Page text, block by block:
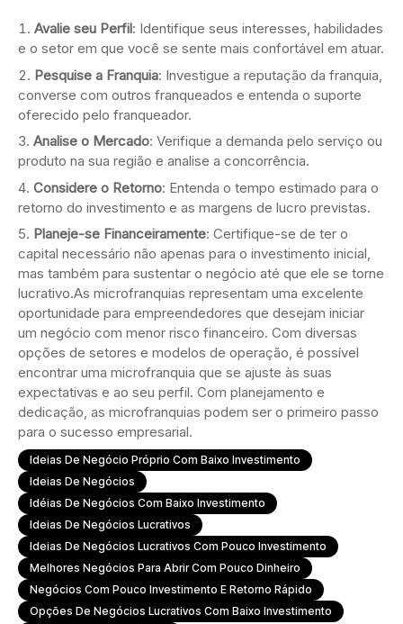
Avalie seu Perfil: Identifique seus interesses, habilidades
e o setor em que você se sente mais confortável em atuar.
Pesquise a Franquia: Investigue a reputação da franquia,
converse com outros franqueados e entenda o suporte
oferecido pelo franqueador.
Analise o Mercado: Verifique a demanda pelo serviço ou
produto na sua região e analise a concorrência.
Considere o Retorno: Entenda o tempo estimado para o
retorno do investimento e as margens de lucro previstas.
Planeje-se Financeiramente: Certifique-se de ter o
capital necessário não apenas para o investimento inicial,
mas também para sustentar o negócio até que ele se torne
lucrativo.As microfranquias representam uma excelente
oportunidade para empreendedores que desejam iniciar
um negócio com menor risco financeiro. Com diversas
opções de setores e modelos de operação, é possível
encontrar uma microfranquia que se ajuste às suas
expectativas e ao seu perfil. Com planejamento e
dedicação, as microfranquias podem ser o primeiro passo
para o sucesso empresarial.
Ideias De Negócio Próprio Com Baixo Investimento
Ideias De Negócios
Idéias De Negócios Com Baixo Investimento
Ideias De Negócios Lucrativos
Ideias De Negócios Lucrativos Com Pouco Investimento
Melhores Negócios Para Abrir Com Pouco Dinheiro
Negócios Com Pouco Investimento E Retorno Rápido
Opções De Negócios Lucrativos Com Baixo Investimento